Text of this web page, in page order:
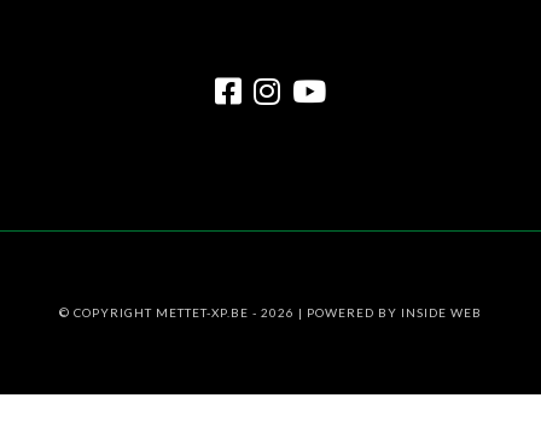
© COPYRIGHT METTET-XP.BE - 2026 | POWERED BY INSIDE WEB